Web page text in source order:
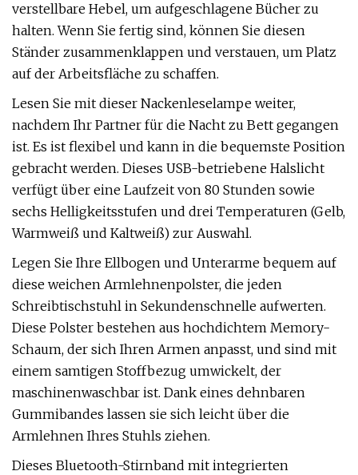
verstellbare Hebel, um aufgeschlagene Bücher zu
halten. Wenn Sie fertig sind, können Sie diesen
Ständer zusammenklappen und verstauen, um Platz
auf der Arbeitsfläche zu schaffen.
Lesen Sie mit dieser Nackenleselampe weiter,
nachdem Ihr Partner für die Nacht zu Bett gegangen
ist. Es ist flexibel und kann in die bequemste Position
gebracht werden. Dieses USB-betriebene Halslicht
verfügt über eine Laufzeit von 80 Stunden sowie
sechs Helligkeitsstufen und drei Temperaturen (Gelb,
Warmweiß und Kaltweiß) zur Auswahl.
Legen Sie Ihre Ellbogen und Unterarme bequem auf
diese weichen Armlehnenpolster, die jeden
Schreibtischstuhl in Sekundenschnelle aufwerten.
Diese Polster bestehen aus hochdichtem Memory-
Schaum, der sich Ihren Armen anpasst, und sind mit
einem samtigen Stoffbezug umwickelt, der
maschinenwaschbar ist. Dank eines dehnbaren
Gummibandes lassen sie sich leicht über die
Armlehnen Ihres Stuhls ziehen.
Dieses Bluetooth-Stirnband mit integrierten